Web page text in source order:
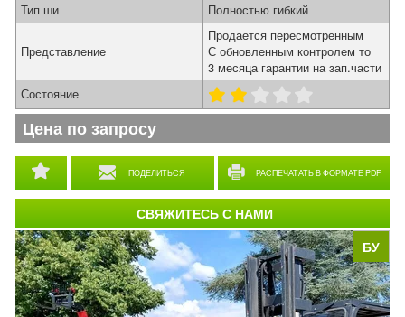
БУ
ПОДЕЛИТЬСЯ РАСПЕЧАТАТЬ В ФОРМАТЕ PDF
Тип ши
Полностью гибкий
Представление
Продается пересмотренным
С обновленным контролем то
3 месяца гарантии на зап.части
Состояние
Цена по запросу
СВЯЖИТЕСЬ С НАМИ